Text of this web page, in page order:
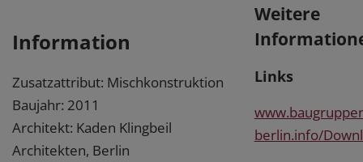
Information
Zusatzattribut: Mischkonstruktion
Baujahr: 2011
Architekt: Kaden Klingbeil
Architekten, Berlin
Weitere
Links
berlin.info/